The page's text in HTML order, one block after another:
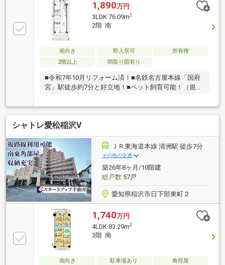
1,890万円
3LDK 76.09m2
2階 南
南向き 即入居可
所有権
2階以上
間取り図有り
■令和7年10月リフォーム済！■名鉄名古屋本線「国府
宮」駅徒歩約7分と好立地！■ペット飼育可能！（規約
良好！＜リフォーム内容＞【交換】キッチン、浴室、
洗面化粧台、トイレ、建具【貼替】全室クロス、全室
フローリングハウスクリーニング...等
シャトレ愛松稲沢Ⅴ
ＪＲ東海道本線 清洲駅 徒歩7分
その他の交通
築26年8ヶ月/10階建
総戸数57戸
愛知県稲沢市日下部東町２
1,740万円
4LDK 83.29m2
3階 南
南向き 駐車場あり
角部屋